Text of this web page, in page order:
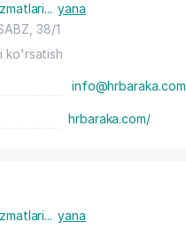
... yana
38/1
ko'rsatish
info@hrbaraka.com
hrbaraka.com/
... yana